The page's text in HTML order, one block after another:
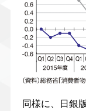
同様に、日銀